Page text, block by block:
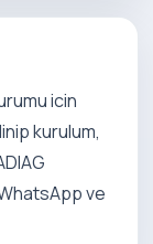
icin
kurulum,
ve